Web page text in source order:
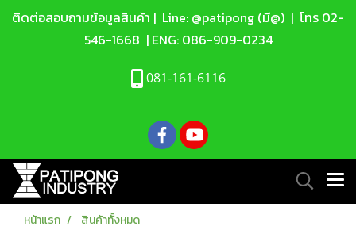
ติดต่อสอบถามข้อมูลสินค้า | Line: @patipong (มี@) | โทร 02-
546-1668 | ENG: 086-909-0234
081-161-6116
หน้าแรก
สินค้าทั้งหมด